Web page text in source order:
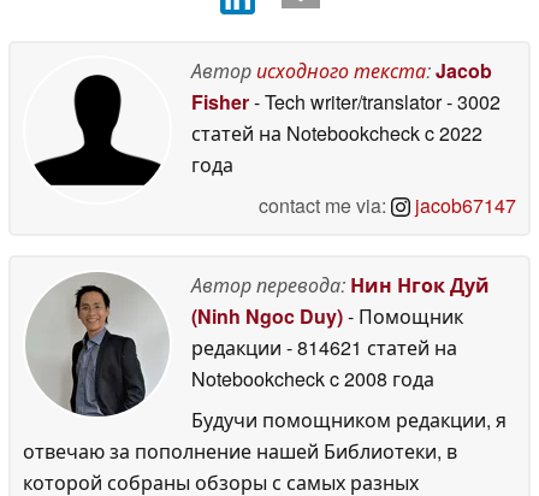
Авторисходного текста:Jacob
Fisher- Tech writer/translator- 3002
статей на Notebookcheckc 2022
года
contact me via:
jacob67147
Автор перевода: Нин Нгок Дуй
(Ninh Ngoc Duy)- Помощник
редакции - 814621 статей на
Notebookcheckc 2008 года
Будучи помощником редакции, я
отвечаю за пополнение нашей Библиотеки, в
которой собраны обзоры с самых разных